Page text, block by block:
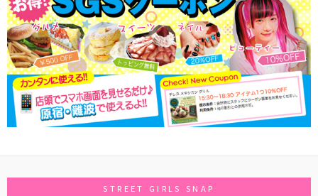
STREET GIRLS SNAP